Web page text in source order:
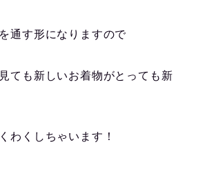
通す形になりますので
ても新しいお着物がとっても新
わくしちゃいます！